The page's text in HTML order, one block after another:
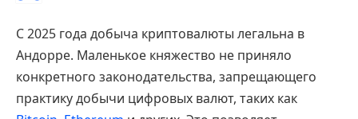
С 2025 года добыча криптовалюты легальна в
Андорре. Маленькое княжество не приняло
конкретного законодательства, запрещающего
практику добычи цифровых валют, таких как